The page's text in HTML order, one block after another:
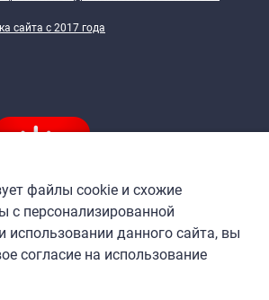
сайта c 2017 года
файлы cookie и схожие
с персонализированной
данного сайта, вы
согласие на использование